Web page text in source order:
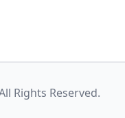
Rights Reserved.